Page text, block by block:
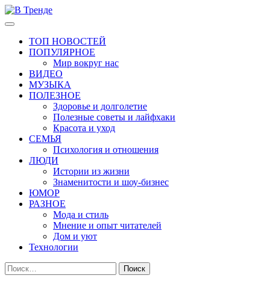
Перейти
к
Основное
ТОП НОВОСТЕЙ
ПОПУЛЯРНОЕ
Мир вокруг нас
ВИДЕО
МУЗЫКА
ПОЛЕЗНОЕ
Здоровье и долголетие
Полезные советы и лайфхаки
Красота и уход
СЕМЬЯ
Психология и отношения
ЛЮДИ
Истории из жизни
Знаменитости и шоу-бизнес
ЮМОР
РАЗНОЕ
Мода и стиль
Мнение и опыт читателей
Дом и уют
Технологии
Найти: